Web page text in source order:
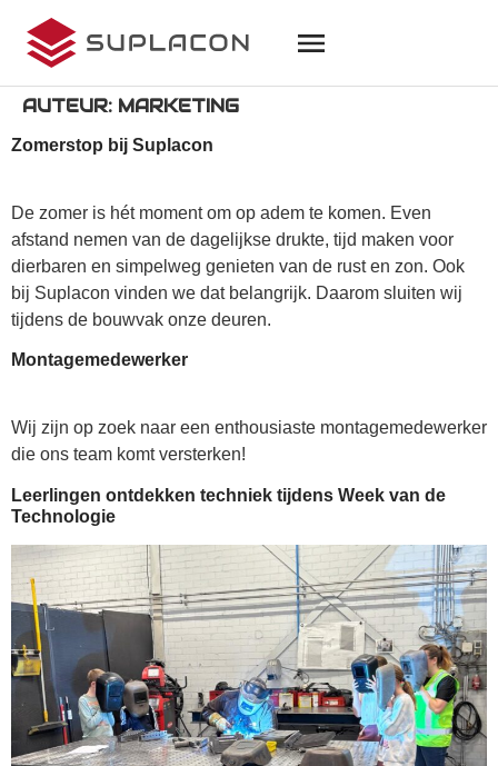
AUTEUR: MARKETING
Zomerstop bij Suplacon
De zomer is hét moment om op adem te komen. Even
afstand nemen van de dagelijkse drukte, tijd maken voor
dierbaren en simpelweg genieten van de rust en zon. Ook
bij Suplacon vinden we dat belangrijk. Daarom sluiten wij
tijdens de bouwvak onze deuren.
Montagemedewerker
Wij zijn op zoek naar een enthousiaste montagemedewerker
die ons team komt versterken!
Leerlingen ontdekken techniek tijdens Week van de
Technologie